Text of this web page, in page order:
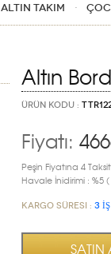
ALTIN TAKIM
Altın
ÜRÜN KODU :
Fiyatı:
Peşin Fiyatına 4
Havale İnidirimi : %5 (
Kargo Süresi : 3